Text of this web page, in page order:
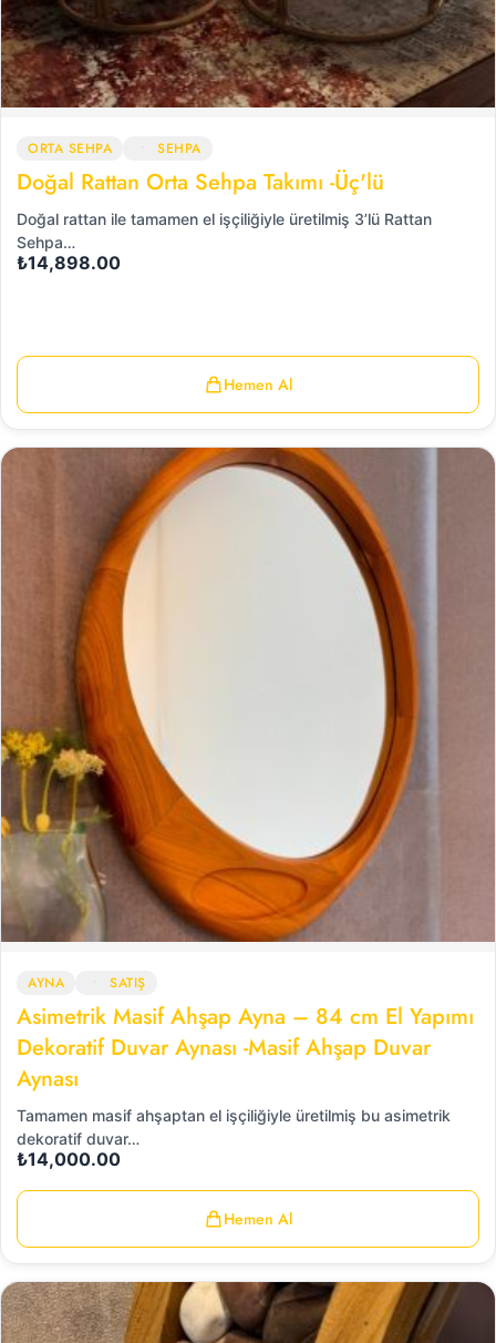
ORTA SEHPA SEHPA
Doğal Rattan Orta Sehpa Takımı -Üç'lü
Doğal rattan ile tamamen el işçiliğiyle üretilmiş 3’lü Rattan
Sehpa…
₺14,898.00
Hemen Al
AYNA SATIŞ
Asimetrik Masif Ahşap Ayna – 84 cm El Yapımı
Dekoratif Duvar Aynası -Masif Ahşap Duvar
Aynası
Tamamen masif ahşaptan el işçiliğiyle üretilmiş bu asimetrik
dekoratif duvar…
₺14,000.00
Hemen Al